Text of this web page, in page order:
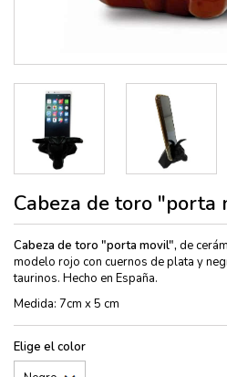
Cabeza de toro "porta
Cabeza de toro "porta movil", de
modelo rojo con cuernos de plata y
taurinos. Hecho en España.
Medida: 7cm x 5 cm
Elige el color